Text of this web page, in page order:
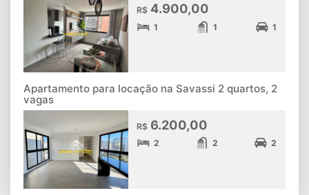
R$ 4.900,00
1 1 1
Apartamento para locação na Savassi 2 quartos, 2
vagas
R$ 6.200,00
2 2 2